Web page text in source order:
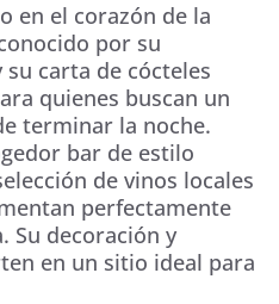
en el corazón de la
por su
carta de cócteles
quienes buscan un
terminar la noche.
bar de estilo
de vinos locales
perfectamente
Su decoración y
en un sitio ideal para